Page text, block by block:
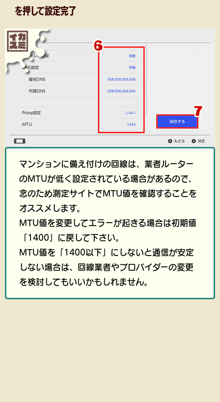
を押して設定完了
マンションに備え付けの回線は、業者ルーター
のMTUが低く設定されている場合があるので、
念のため測定サイトでMTU値を確認することを
オススメします。
MTU値を変更してエラーが起きる場合は初期値
「1400」に戻して下さい。
MTU値を「1400以下」にしないと通信が安定
しない場合は、回線業者やプロバイダーの変更
を検討してもいいかもしれません。